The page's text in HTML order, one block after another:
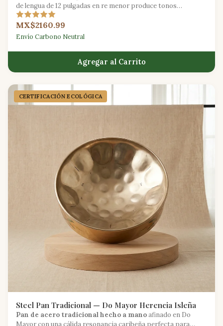
de lengua de 12 pulgadas en re menor produce tonos
profundamente calmantes, ideales para la meditación y la
sanación sonora.
MX$2160.99
Envío Carbono Neutral
Agregar al Carrito
CERTIFICACIÓN ECOLÓGICA
Steel Pan Tradicional — Do Mayor Herencia Isleña
Pan de acero tradicional hecho a manoafinado en Do
Mayor con una cálida resonancia caribeña perfecta para